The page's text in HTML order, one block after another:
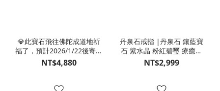
💎此寶石飛往佛陀成道地祈
福了，預計2026/1/22後寄出
紫黃晶戒指 | 紫黃晶 紫水晶
黃水晶 智慧貴人 旺財 方型
HH04-66
NT$4,880
丹泉石戒指 |丹泉石 鑲藍寶
石 紫水晶 粉紅碧璽 療癒力
潛力無限 寶石戒指 925純銀
活圍 HL29-78
NT$2,999